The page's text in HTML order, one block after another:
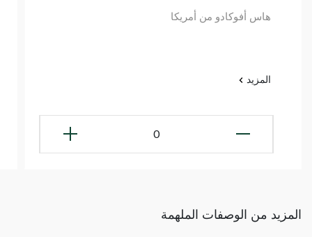
هاس أفوكادو من أمريكا
المزيد
0
المزيد من الوصفات الملهمة